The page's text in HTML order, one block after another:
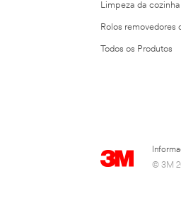
Limpeza da cozinha
Rolos removedores
Todos os Produtos
© 3M